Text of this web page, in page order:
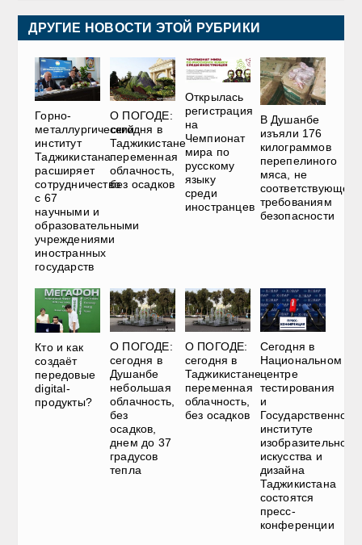
ДРУГИЕ НОВОСТИ ЭТОЙ РУБРИКИ
Горно-
металлургический
институт
Таджикистана
расширяет
сотрудничество
с 67
научными и
образовательными
учреждениями
иностранных
государств
О ПОГОДЕ:
сегодня в
Таджикистане
переменная
облачность,
без осадков
Открылась
регистрация
на
Чемпионат
мира по
русскому
языку
среди
иностранцев
В Душанбе
изъяли 176
килограммов
перепелиного
мяса, не
соответствующего
требованиям
безопасности
Кто и как
создаёт
передовые
digital-
продукты?
О ПОГОДЕ:
сегодня в
Душанбе
небольшая
облачность,
без
осадков,
днем до 37
градусов
тепла
О ПОГОДЕ:
сегодня в
Таджикистане
переменная
облачность,
без осадков
Сегодня в
Национальном
центре
тестирования
и
Государственном
институте
изобразительного
искусства и
дизайна
Таджикистана
состоятся
пресс-
конференции